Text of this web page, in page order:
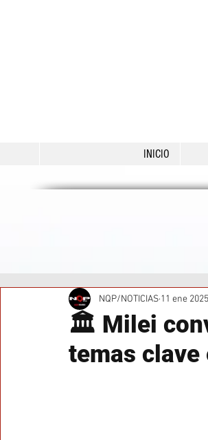
INICIO
🏛️ Milei
temas clave
NQP/NOTICIAS 11 ene 2025